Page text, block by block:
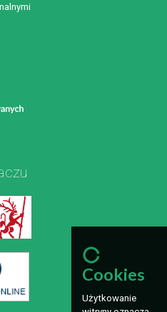
Cookies
Użytkowanie